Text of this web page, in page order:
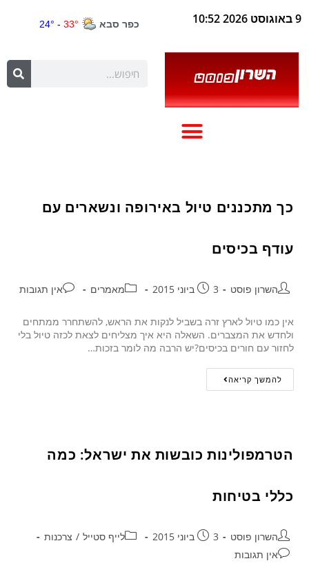
9 באוגוסט 2026 10:52
כך מתכננים טיול באירופה ונשארים עם
עודף בכיסים
השרון פוסט 3 ביוני 2015 מאמרים אין תגובות
אין כמו טיול לארץ זרה בשביל לנקות את הראש, להשתחרר ממתחים
ולחדש את המצברים. השאלה היא איך מצליחים לצאת לכזה טיול בלי
לחזור עם חורים בכיסים?יש הרבה מה לומר בזכות…
להמשך קריאה
הטרמפולינות כובשות את ישראל: כמה
כללי בטיחות
השרון פוסט 3 ביוני 2015 לייף סטייל / צרכנות
אין תגובות